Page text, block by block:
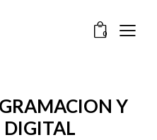
0
Y
DIGITAL